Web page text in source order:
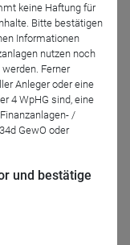
keine Haftung für
Bitte bestätigen
Informationen
nutzen noch
Ferner
Anleger oder eine
4 WpHG sind, eine
/
GewO oder
und bestätige